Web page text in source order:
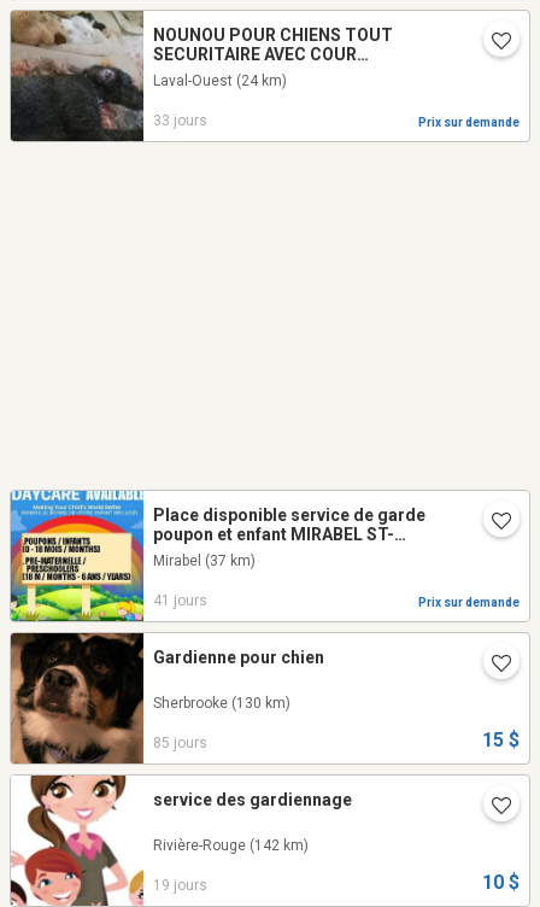
NOUNOU POUR CHIENS TOUT
SECURITAIRE AVEC COUR
CLOTUREE..24HRS SUR 24 SUR
PLACE. 20ANS EXPERIENCE
Laval-Ouest (24 km)
33 jours Prix sur demande
Place disponible service de garde
poupon et enfant MIRABEL ST-
JANVIER
Mirabel (37 km)
41 jours Prix sur demande
Gardienne pour chien
Sherbrooke (130 km)
85 jours 15 $
service des gardiennage
Rivière-Rouge (142 km)
19 jours 10 $